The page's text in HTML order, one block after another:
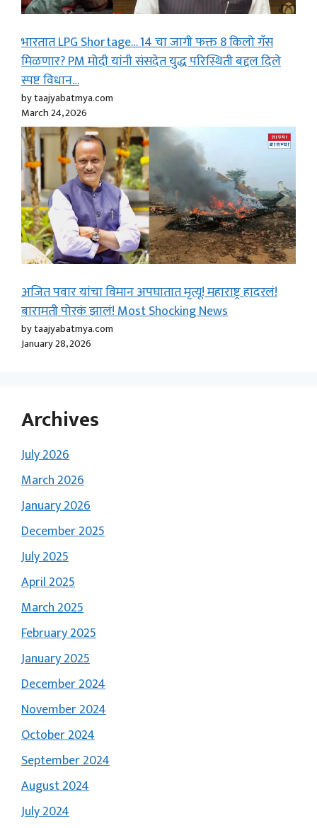
भारतात LPG Shortage… 14 चा जागी फक्त 8 किलो गॅस
मिळणार? PM मोदी यांनी संसदेत युद्ध परिस्थिती बद्दल दिले
स्पष्ट विधान…
by taajyabatmya.com
March 24, 2026
अजित पवार यांचा विमान अपघातात मृत्यू! महाराष्ट्र हादरलं!
बारामती पोरकं झालं! Most Shocking News
by taajyabatmya.com
January 28, 2026
Archives
July 2026
March 2026
January 2026
December 2025
July 2025
April 2025
March 2025
February 2025
January 2025
December 2024
November 2024
October 2024
September 2024
August 2024
July 2024